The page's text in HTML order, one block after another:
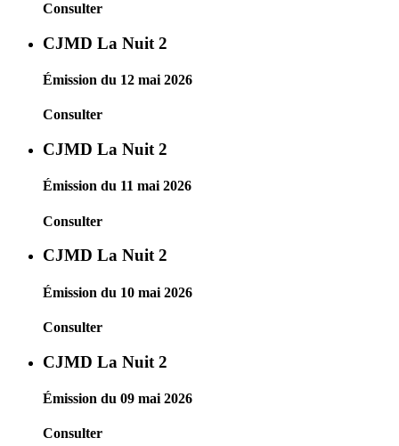
Consulter
CJMD La Nuit 2
Émission du 12 mai 2026
Consulter
CJMD La Nuit 2
Émission du 11 mai 2026
Consulter
CJMD La Nuit 2
Émission du 10 mai 2026
Consulter
CJMD La Nuit 2
Émission du 09 mai 2026
Consulter